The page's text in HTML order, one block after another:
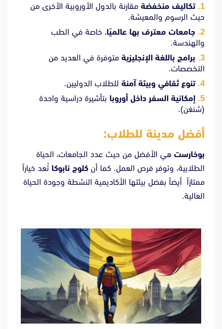
تكاليف منخفضة مقارنة بالدول الأوروبية الأخرى من
حيث الرسوم والمعيشة.
جامعات معترف بها عالميًا، خاصة في الطب
والهندسة.
برامج باللغة الإنجليزية متوفرة في العديد من
التخصصات.
تنوع ثقافي وبيئة آمنة للطلاب الدوليين.
إمكانية السفر داخل أوروبا بتأشيرة دراسية واحدة
(شنغن).
أفضل مدينة للطلاب:
بوخارست هي الأفضل من حيث عدد الجامعات، الحياة
الطلابية، وتوفر فرص العمل. كما أن كلوج نابوكا تُعد خياراً
ممتازاً أيضاً بفضل بيئتها الأكاديمية النشطة وجودة الحياة
العالية.